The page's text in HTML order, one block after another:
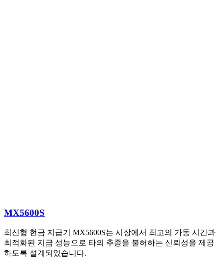
MX5600S
최신형 현금 지급기 MX5600S는 시장에서 최고의 가동 시간과
최적화된 지급 성능으로 타의 추종을 불허하는 신뢰성을 제공
하도록 설계되었습니다.